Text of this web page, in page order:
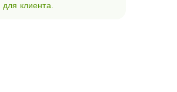
клиента.